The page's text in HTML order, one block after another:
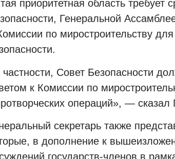
приоритетная область
Генеральной
по миростроительству
частности, Совет Безопасности
к Комиссии по
операций», — сказал
секретарь также
в дополнение к
государств-членов в